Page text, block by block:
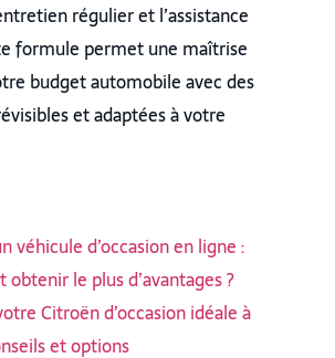
régulier et l’assistance
formule permet une maîtrise
budget automobile avec des
et adaptées à votre
véhicule d’occasion en ligne :
le plus d’avantages ?
Citroën d’occasion idéale à
et options